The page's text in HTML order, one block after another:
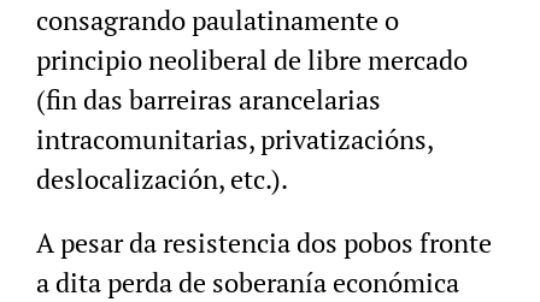
consagrando paulatinamente o
principio neoliberal de libre mercado
(fin das barreiras arancelarias
intracomunitarias, privatizacións,
deslocalización, etc.).
A pesar da resistencia dos pobos fronte
a dita perda de soberanía económica